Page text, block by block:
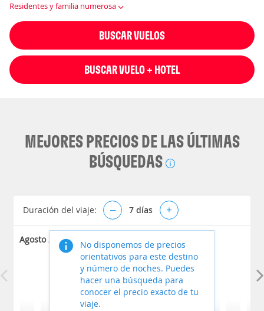
Residentes y familia numerosa
BUSCAR VUELOS
BUSCAR VUELO + HOTEL
MEJORES PRECIOS DE LAS ÚLTIMAS
BÚSQUEDAS
Duración del viaje: – 7 días +
Agosto 2026
No disponemos de precios
orientativos para este destino
y número de noches. Puedes
hacer una búsqueda para
conocer el precio exacto de tu
viaje.